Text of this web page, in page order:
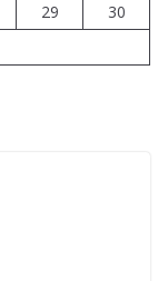
29
30